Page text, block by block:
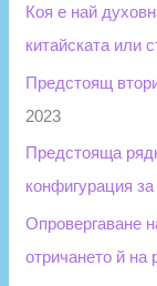
Коя е най
китайската или
Предстоящ
2023
Предстояща
конфигурация
Опровергаване
отричането й на